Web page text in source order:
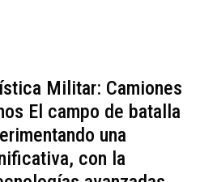
Militar: Camiones
El campo de batalla
una
con la